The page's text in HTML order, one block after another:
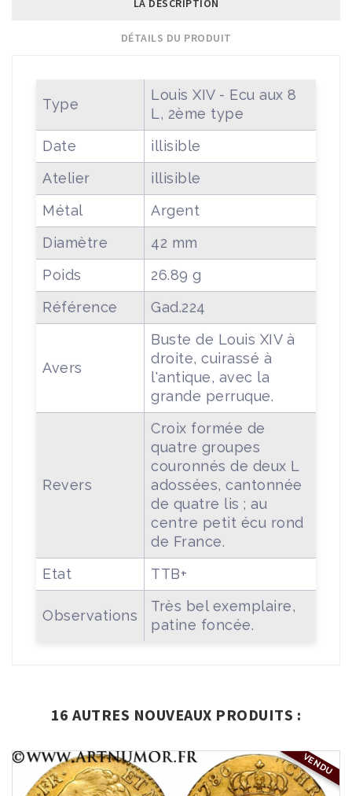
LA DESCRIPTION
DÉTAILS DU PRODUIT
Type
Louis XIV - Ecu aux 8
L, 2ème type
Date
illisible
Atelier
illisible
Métal
Argent
Diamètre
42 mm
Poids
26.89 g
Référence
Gad.224
Avers
Buste de Louis XIV à
droite, cuirassé à
l'antique, avec la
grande perruque.
Revers
Croix formée de
quatre groupes
couronnés de deux L
adossées, cantonnée
de quatre lis ; au
centre petit écu rond
de France.
Etat
TTB+
Observations
Très bel exemplaire,
patine foncée.
16 AUTRES NOUVEAUX PRODUITS :
VENDU